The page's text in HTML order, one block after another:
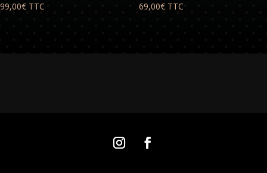
99,00€ TTC
69,00€ TTC